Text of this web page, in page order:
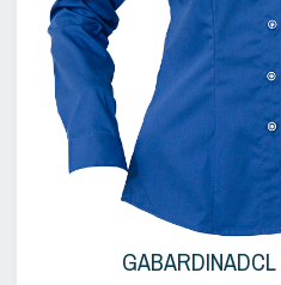
GABARDINADCL